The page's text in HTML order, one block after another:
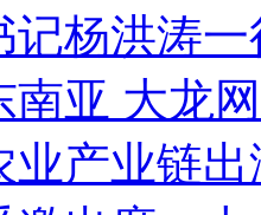
记杨洪涛
南亚 大龙
业产业链